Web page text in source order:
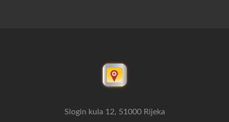
Slogin kula 12, 51000 Rijeka